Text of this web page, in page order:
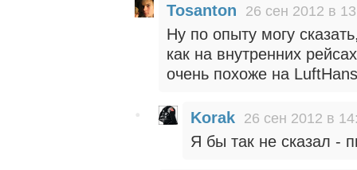
Tosanton 26 сен 2012 в
Ну по опыту могу
как на внутренних
очень похоже на
Korak 26 сен 2012 в
Я бы так не сказал -